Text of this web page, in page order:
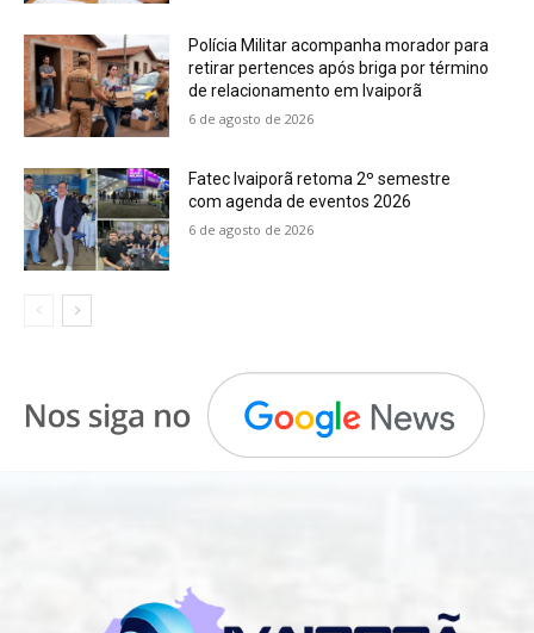
Polícia Militar acompanha morador para
retirar pertences após briga por término
de relacionamento em Ivaiporã
6 de agosto de 2026
Fatec Ivaiporã retoma 2º semestre
com agenda de eventos 2026
6 de agosto de 2026